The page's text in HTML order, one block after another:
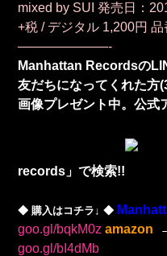
mixed by SUI 発売日：
+税 / デジタル 1,200円 品
———————-
Manhattan Recordsの
友だちになってくれた方
画像プレゼント中。公
records」で検索!!
◆ 購入はコチラ↓ ◆
goo.gl/bqkM0z amazon
goo.gl/bI4dMb